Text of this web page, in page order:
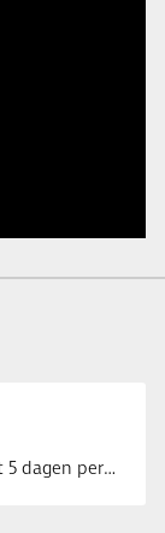
VERKOOPMEDEWERKER HORLOGES 4 tot 5 dagen per week Heb jij een passie voor …